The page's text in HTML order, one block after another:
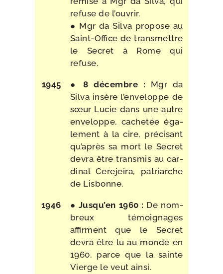
refuse de l’ouvrir.
● Mgr da Silva pro­pose au
Saint-​Office de trans­mettre
le Secret à Rome qui
refuse.
1945 ●8 décembre : Mgr da
Silva insère l’enveloppe de
sœur Lucie dans une autre
enve­loppe, cache­tée éga­
le­ment à la cire, pré­ci­sant
qu’après sa mort le Secret
devra être trans­mis au car­
di­nal Cerejeira, patriarche
de Lisbonne.
1946 ● Jusqu’en 1960 : De nom­
breux témoi­gnages
affirment que le Secret
devra être lu au monde en
1960, parce que la sainte
Vierge le veut ainsi.